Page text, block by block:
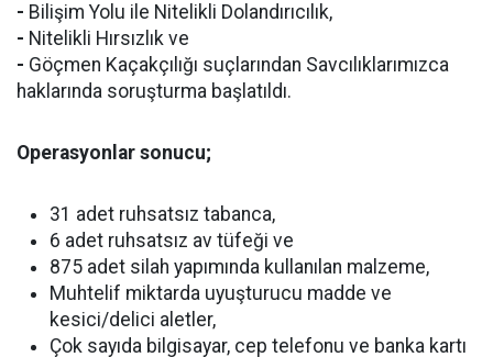
- Bilişim Yolu ile Nitelikli Dolandırıcılık,
- Nitelikli Hırsızlık ve
- Göçmen Kaçakçılığı suçlarından Savcılıklarımızca
haklarında soruşturma başlatıldı.
Operasyonlar sonucu;
31 adet ruhsatsız tabanca,
6 adet ruhsatsız av tüfeği ve
875 adet silah yapımında kullanılan malzeme,
Muhtelif miktarda uyuşturucu madde ve
kesici/delici aletler,
Çok sayıda bilgisayar, cep telefonu ve banka kartı